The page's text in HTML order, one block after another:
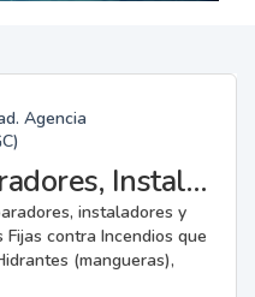
Agencia
Fabricantes, Reparadores, Instaladores y Mantenedores de Instalaciones Fijas contra Incendios.
instaladores y
contra Incendios que
(mangueras),